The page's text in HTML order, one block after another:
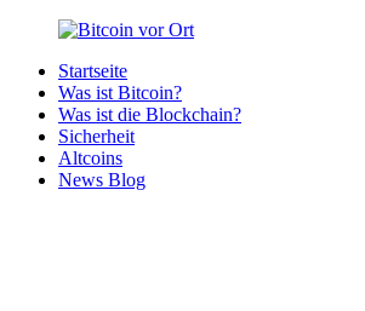
Zurück
Inhalt
Bitcoin
Bitcoins
deiner
Region
Startseite
Was ist Bitcoin?
Was ist die Blockchain?
Sicherheit
Altcoins
News Blog